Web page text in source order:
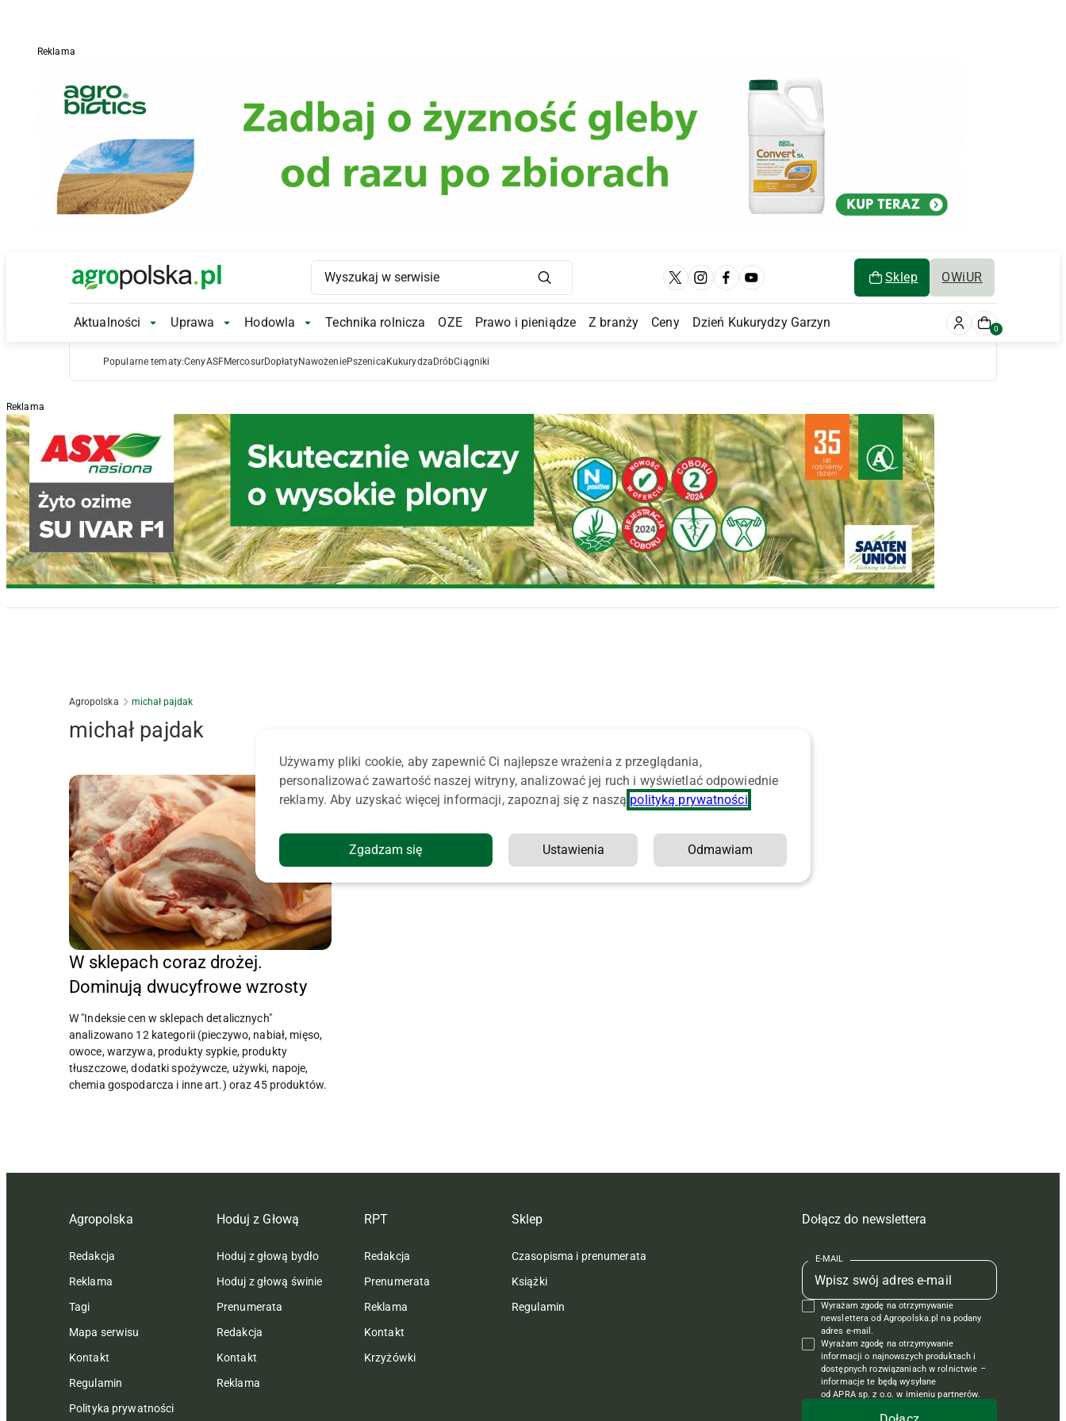
Reklama
Main Logo Sklep OWiUR
Main Navigation
Aktualności Aktualności Submenu
Uprawa Uprawa Submenu
Hodowla Hodowla Submenu
Technika rolnicza OZE Prawo i pieniądze Z branży Ceny Dzień Kukurydzy Garzyn 0
Popularne tematy:CenyASFMercosurDopłatyNawożeniePszenica Kukurydza DróbCiągniki
Reklama
Agropolska michał pajdak
michał pajdak
W sklepach coraz drożej.
Dominują dwucyfrowe wzrosty
W "Indeksie cen w sklepach detalicznych"
analizowano 12 kategorii (pieczywo, nabiał, mięso,
owoce, warzywa, produkty sypkie, produkty
tłuszczowe, dodatki spożywcze, używki, napoje,
chemia gospodarcza i inne art.) oraz 45 produktów.
Agropolska
Redakcja
Reklama
Tagi
Mapa serwisu
Kontakt
Regulamin
Polityka prywatności
Hoduj z Głową
Hoduj z głową bydło
Hoduj z głową świnie
Prenumerata
Redakcja
Kontakt
Reklama
RPT
Redakcja
Prenumerata
Reklama
Kontakt
Krzyżówki
Sklep
Czasopisma i prenumerata
Książki
Regulamin
Dołącz do newslettera
E-MAIL
Wyrażam zgodę na otrzymywanie
newslettera od Agropolska.pl na podany
adres e-mail.
Wyrażam zgodę na otrzymywanie
informacji o najnowszych produktach i
dostępnych rozwiązaniach w rolnictwie –
informacje te będą wysyłane
od APRA sp. z o.o. w imieniu partnerów.
Używamy pliki cookie, aby zapewnić Ci najlepsze wrażenia z przeglądania,
personalizować zawartość naszej witryny, analizować jej ruch i wyświetlać odpowiednie
reklamy. Aby uzyskać więcej informacji, zapoznaj się z naszą polityką prywatności
Zgadzam się Ustawienia Odmawiam